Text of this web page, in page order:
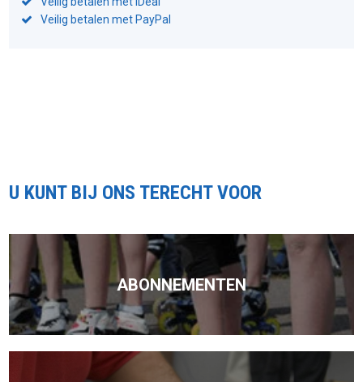
Veilig betalen met PayPal
U KUNT BIJ ONS TERECHT VOOR
ABONNEMENTEN